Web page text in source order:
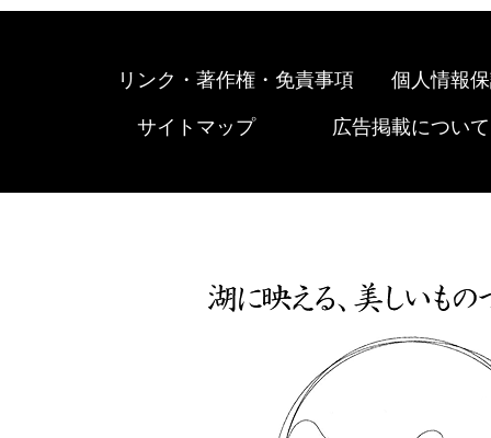
リンク・著作権・免責事項 個人情報
サイトマップ 広告掲載について